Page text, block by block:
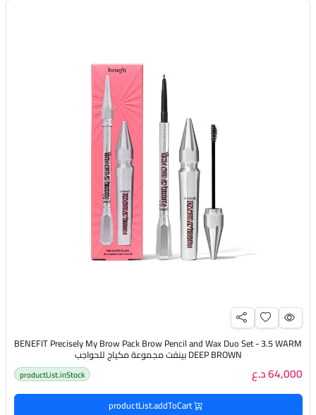
BENEFIT Precisely My Brow Pack Brow Pencil and Wax Duo Set - 3.5 WARM
DEEP BROWN بينفت مجموعة مكياج للحواجب
64,000 د.ع productList.inStock
productList.addToCart